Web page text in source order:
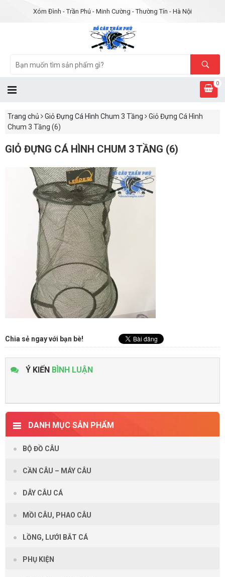
Xóm Đình - Trần Phú - Minh Cường - Thường Tín - Hà Nội
0
Trang chủ Giỏ Đựng Cá Hình Chum 3 Tầng
Giỏ Đựng Cá Hình
Chum 3 Tầng (6)
GIỎ ĐỰNG CÁ HÌNH CHUM 3 TẦNG (6)
Chia sẻ ngay với bạn bè!
Ý KIẾN BÌNH LUẬN
DANH MỤC SẢN PHẨM
BỘ ĐỒ CÂU
CẦN CÂU – MÁY CÂU
DÂY CÂU CÁ
MỒI CÂU, PHAO CÂU
LỒNG, LƯỚI BẮT CÁ
PHỤ KIỆN